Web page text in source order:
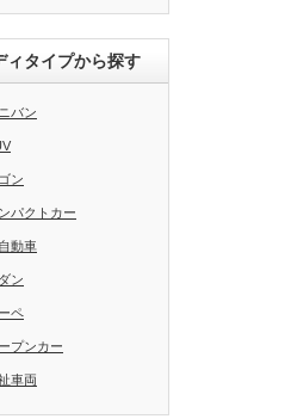
ィタイプから探す
バン
ン
パクトカー
動車
ン
ペ
プンカー
車両